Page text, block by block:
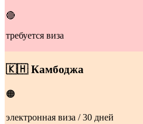
🔴
требуется виза
​🇰🇭Камбоджа
🟠
электронная виза / 30 дней